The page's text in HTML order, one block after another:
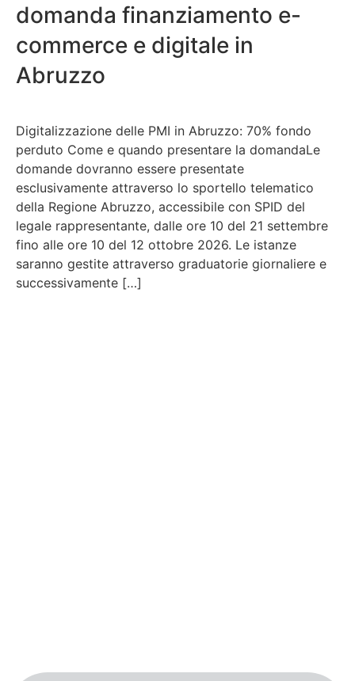
domanda finanziamento e-
commerce e digitale in
Abruzzo
Digitalizzazione delle PMI in Abruzzo: 70% fondo
perduto Come e quando presentare la domandaLe
domande dovranno essere presentate
esclusivamente attraverso lo sportello telematico
della Regione Abruzzo, accessibile con SPID del
legale rappresentante, dalle ore 10 del 21 settembre
fino alle ore 10 del 12 ottobre 2026. Le istanze
saranno gestite attraverso graduatorie giornaliere e
successivamente […]